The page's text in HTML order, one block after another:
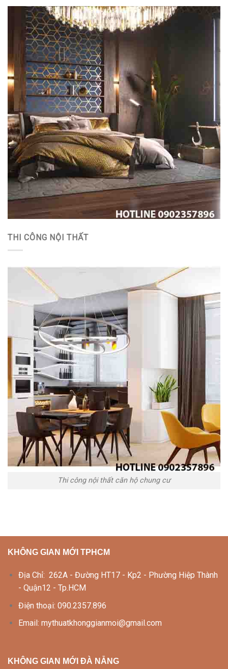
THI CÔNG NỘI THẤT
Thi công nội thất căn hộ chung cư
KHÔNG GIAN MỚI TPHCM
Địa Chỉ: 262A - Đường HT17 - Kp2 - Phường Hiệp Thành
- Quận12 - Tp.HCM
Điện thoại: 090.2357.896
Email: mythuatkhonggianmoi@gmail.com
KHÔNG GIAN MỚI ĐÀ NẴNG